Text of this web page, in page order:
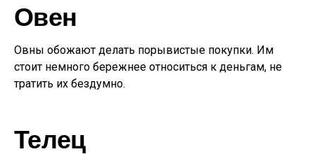
Овен
Овны обожают делать порывистые покупки. Им
стоит немного бережнее относиться к деньгам, не
тратить их бездумно.
Телец